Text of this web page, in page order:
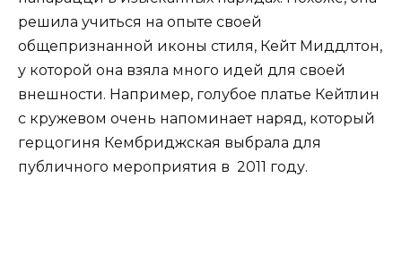
решила учиться на опыте своей
общепризнанной иконы стиля, Кейт Миддлтон,
у которой она взяла много идей для своей
внешности. Например, голубое платье Кейтлин
с кружевом очень напоминает наряд, который
герцогиня Кембриджская выбрала для
публичного мероприятия в 2011 году.